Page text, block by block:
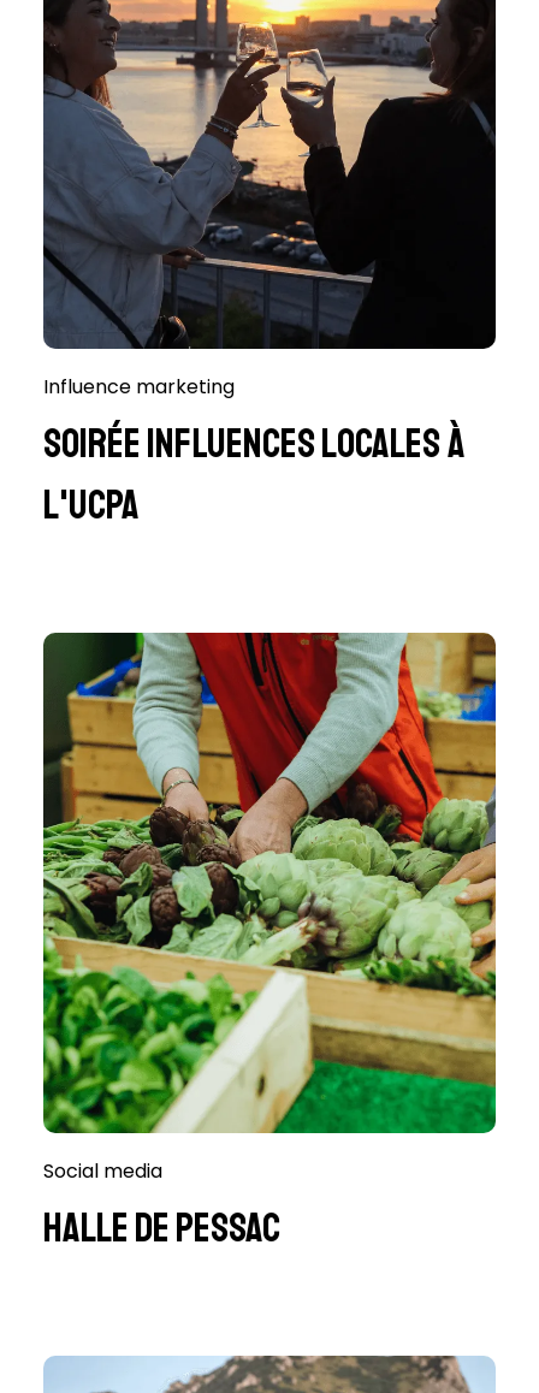
Influence marketing
Soirée Influences Locales à
l'UCPA
Social media
Halle de Pessac